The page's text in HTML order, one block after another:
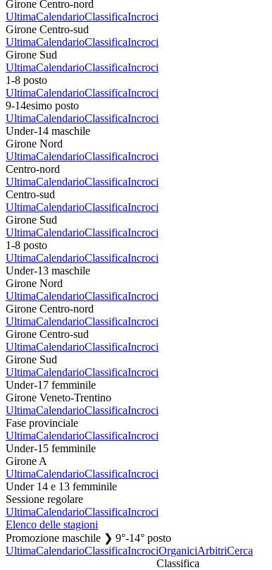
Girone Centro-nord
UltimaCalendarioClassificaIncroci
Girone Centro-sud
UltimaCalendarioClassificaIncroci
Girone Sud
UltimaCalendarioClassificaIncroci
1-8 posto
UltimaCalendarioClassificaIncroci
9-14esimo posto
UltimaCalendarioClassificaIncroci
Under-14 maschile
Girone Nord
UltimaCalendarioClassificaIncroci
Centro-nord
UltimaCalendarioClassificaIncroci
Centro-sud
UltimaCalendarioClassificaIncroci
Girone Sud
UltimaCalendarioClassificaIncroci
1-8 posto
UltimaCalendarioClassificaIncroci
Under-13 maschile
Girone Nord
UltimaCalendarioClassificaIncroci
Girone Centro-nord
UltimaCalendarioClassificaIncroci
Girone Centro-sud
UltimaCalendarioClassificaIncroci
Girone Sud
UltimaCalendarioClassificaIncroci
Under-17 femminile
Girone Veneto-Trentino
UltimaCalendarioClassificaIncroci
Fase provinciale
UltimaCalendarioClassificaIncroci
Under-15 femminile
Girone A
UltimaCalendarioClassificaIncroci
Under 14 e 13 femminile
Sessione regolare
UltimaCalendarioClassificaIncroci
Elenco delle stagioni
Promozione maschile ❯ 9°-14° posto
UltimaCalendarioClassificaIncrociOrganiciArbitriCerca
Classifica